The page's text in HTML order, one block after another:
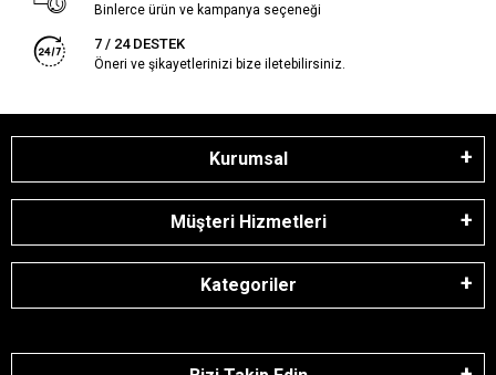
Binlerce ürün ve kampanya seçeneği
7 / 24 DESTEK
Öneri ve şikayetlerinizi bize iletebilirsiniz.
Kurumsal
Müşteri Hizmetleri
Kategoriler